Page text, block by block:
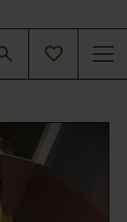
(92)